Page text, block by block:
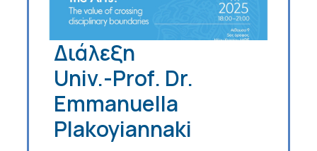
Διάλεξη
Univ.-Prof. Dr.
Emmanuella
Plakoyiannaki